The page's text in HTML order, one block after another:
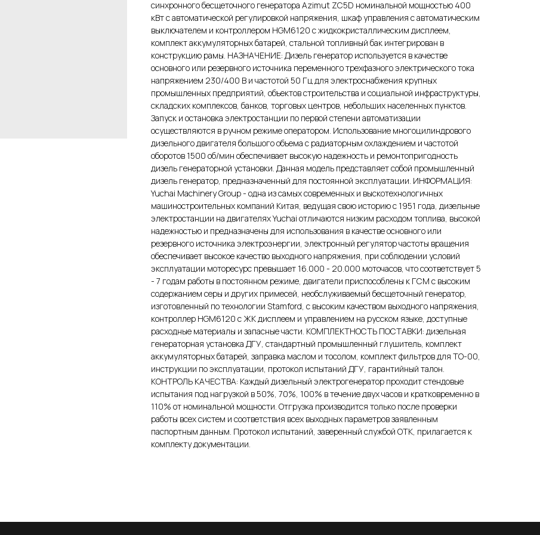
синхронного бесщеточного генератора Azimut ZC5D номинальной мощностью 400
кВт c автоматической регулировкой напряжения, шкаф управления с автоматическим
выключателем и контроллером HGM6120 с жидкокристаллическим дисплеем,
комплект аккумуляторных батарей, стальной топливный бак интегрирован в
конструкцию рамы. НАЗНАЧЕНИЕ: Дизель генератор используется в качестве
основного или резервного источника переменного трехфазного электрического тока
напряжением 230/400 В и частотой 50 Гц для электроснабжения крупных
промышленных предприятий, объектов строительства и социальной инфраструктуры,
складских комплексов, банков, торговых центров, небольших населенных пунктов.
Запуск и остановка электростанции по первой степени автоматизации
осуществляются в ручном режиме оператором. Использование многоцилиндрового
дизельного двигателя большого объема с радиаторным охлаждением и частотой
оборотов 1500 об/мин обеспечивает высокую надежность и ремонтопригодность
дизель генераторной установки. Данная модель представляет собой промышленный
дизель генератор, предназначенный для постоянной эксплуатации. ИНФОРМАЦИЯ:
Yuchai Machinery Group - одна из самых современных и выскотехнологичных
машиностроительных компаний Китая, ведущая свою историю с 1951 года, дизельные
электростанции на двигателях Yuchai отличаются низким расходом топлива, высокой
надежностью и предназначены для использования в качестве основного или
резервного источника электроэнергии, электронный регулятор частоты вращения
обеспечивает высокое качество выходного напряжения, при соблюдении условий
эксплуатации моторесурс превышает 16.000 - 20.000 моточасов, что соответствует 5
- 7 годам работы в постоянном режиме, двигатели приспособлены к ГСМ с высоким
содержанием серы и других примесей, необслуживаемый бесщеточный генератор,
изготовленный по технологии Stamford, с высоким качеством выходного напряжения,
контроллер HGM6120 с ЖК дисплеем и управлением на русском языке, доступные
расходные материалы и запасные части. КОМПЛЕКТНОСТЬ ПОСТАВКИ: дизельная
генераторная установка ДГУ, стандартный промышленный глушитель, комплект
аккумуляторных батарей, заправка маслом и тосолом, комплект фильтров для ТО-00,
инструкции по эксплуатации, протокол испытаний ДГУ, гарантийный талон.
КОНТРОЛЬ КАЧЕСТВА: Каждый дизельный электрогенератор проходит стендовые
испытания под нагрузкой в 50%, 70%, 100% в течение двух часов и кратковременно в
110% от номинальной мощности. Отгрузка производится только после проверки
работы всех систем и соответствия всех выходных параметров заявленным
паспортным данным. Протокол испытаний, заверенный службой ОТК, прилагается к
комплекту документации.